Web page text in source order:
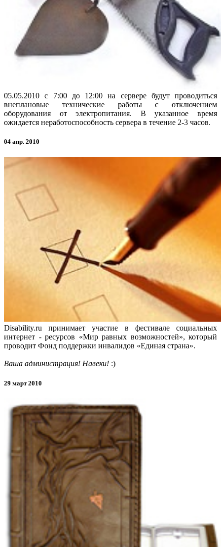
05.05.2010 с 7:00 до 12:00 на сервере будут проводиться
внеплановые технические работы с отключением
оборудования от электропитания. В указанное время
ожидается неработоспособность сервера в течение 2-3 часов.
04 апр. 2010
Disability.ru принимает участие в фестивале социальных
интернет - ресурсов «Мир равных возможностей», который
проводит Фонд поддержки инвалидов «Единая страна».
Ваша администрация! Навеки! :)
29 март 2010